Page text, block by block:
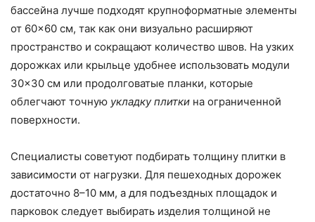
бассейна лучше подходят крупноформатные элементы
от 60×60 см, так как они визуально расширяют
пространство и сокращают количество швов. На узких
дорожках или крыльце удобнее использовать модули
30×30 см или продолговатые планки, которые
облегчают точную укладку плитки на ограниченной
поверхности.
Специалисты советуют подбирать толщину плитки в
зависимости от нагрузки. Для пешеходных дорожек
достаточно 8–10 мм, а для подъездных площадок и
парковок следует выбирать изделия толщиной не